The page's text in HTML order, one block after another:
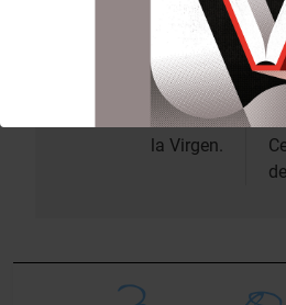
Navegación
entradas
Anterior:
Mª José Llorens
visita la Basílica de
la Virgen.